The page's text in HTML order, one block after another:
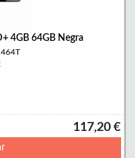
4GB 64GB Negra
117,20 €